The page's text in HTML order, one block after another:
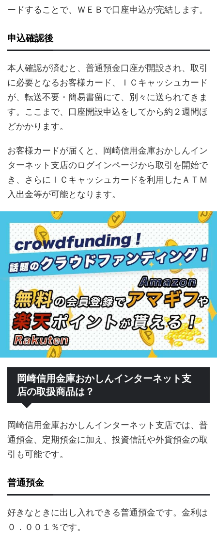
ードすることで、ＷＥＢで口座申込が完結します。
申込確認後
本人確認が済むと、普通預金口座が開設され、取引
に必要となるお客様カード、ＩＣキャッシュカード
が、転送不要・簡易書留にて、別々に送られてきま
す。ここまで、口座開設申込をしてから約２週間ほ
どかかります。
お客様カードが届くと、岡崎信用金庫おかしんイン
ターネット支店のログインページから取引を開始で
き、さらにＩＣキャッシュカードを利用したＡＴＭ
入出金等が可能となります。
岡崎信用金庫おかしんインターネット支
店の取扱商品は？
岡崎信用金庫おかしんインターネット支店では、普
通預金、定期預金に加え、投資信託や外貨預金の取
引も可能です。
普通預金
好きなときに出し入れできる普通預金です。金利は
０．００１％です。